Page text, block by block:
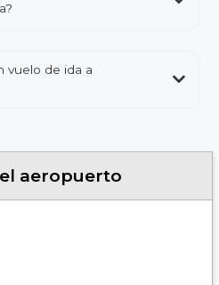
vuelo de ida a
aeropuerto